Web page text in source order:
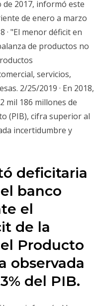
2017, informó este
de enero a marzo
· "El menor déficit en
de productos no
servicios,
2/25/2019 · En 2018,
mil 186 millones de
(PIB), cifra superior al
incertidumbre y
deficitaria
banco
el
de la
Producto
observada
del PIB.